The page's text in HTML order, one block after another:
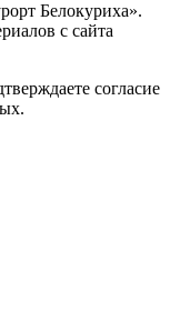
Белокуриха».
с сайта
согласие